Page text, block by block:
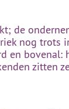
de
nog trots
en bovenal:
zitten